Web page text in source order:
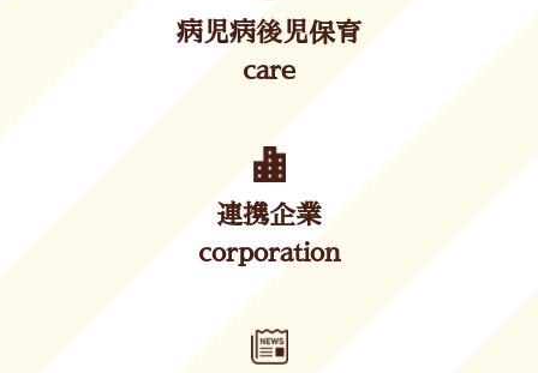
病児病後児保育
care
連携企業
corporation